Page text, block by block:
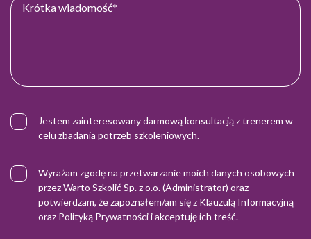
Jestem zainteresowany darmową konsultacją z trenerem w
celu zbadania potrzeb szkoleniowych.
Wyrażam zgodę na przetwarzanie moich danych osobowych
przez Warto Szkolić Sp. z o.o. (Administrator) oraz
potwierdzam, że zapoznałem/am się z Klauzulą Informacyjną
oraz Polityką Prywatnościi akceptuję ich treść.